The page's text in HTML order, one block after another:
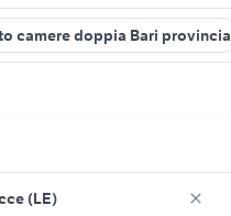
camere doppia Bari provincia